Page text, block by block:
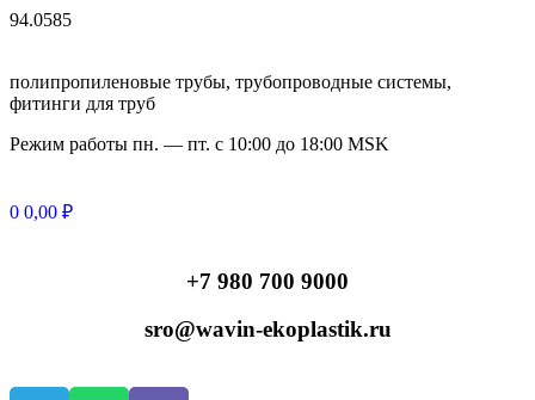
94.0585
полипропиленовые трубы, трубопроводные системы,
фитинги для труб
Режим работы пн. — пт. с 10:00 до 18:00 MSK
0 0,00 ₽
+7 980 700 9000
sro@wavin-ekoplastik.ru